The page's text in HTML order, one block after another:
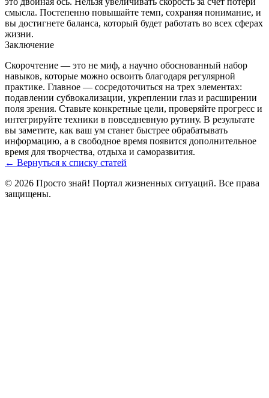
смысла. Постепенно повышайте темп, сохраняя понимание, и
вы достигнете баланса, который будет работать во всех сферах
жизни.
Заключение
Скорочтение — это не миф, а научно обоснованный набор
навыков, которые можно освоить благодаря регулярной
практике. Главное — сосредоточиться на трех элементах:
подавлении субвокализации, укреплении глаз и расширении
поля зрения. Ставьте конкретные цели, проверяйте прогресс и
интегрируйте техники в повседневную рутину. В результате
вы заметите, как ваш ум станет быстрее обрабатывать
информацию, а в свободное время появится дополнительное
время для творчества, отдыха и саморазвития.
← Вернуться к списку статей
© 2026 Просто знай! Портал жизненных ситуаций. Все права
защищены.